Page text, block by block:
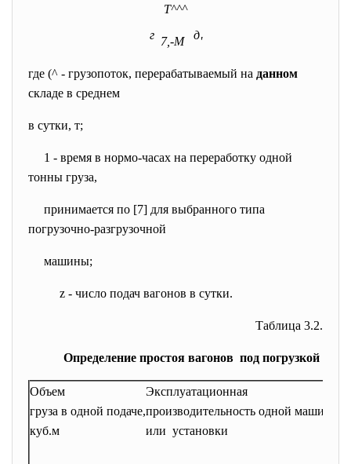
Т^^^
г7,-М д'
где (^ - грузопоток, перерабатываемый на данном
складе в среднем
в сутки, т;
1 - время в нормо-часах на переработку одной
тонны груза,
принимается по [7] для выбранного типа
погрузочно-разгрузочной
машины;
z - число подач вагонов в сутки.
Таблица 3.2.
Определение простоя вагонов под погрузкой
Объем
груза в одной подаче,
куб.м
Эксплуатационная
производительность одной машины
или установки